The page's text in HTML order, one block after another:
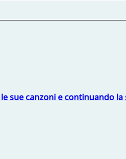
sue canzoni e continuando la